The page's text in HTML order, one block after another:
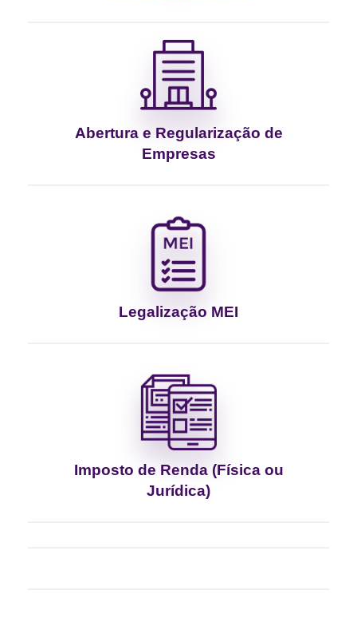
Abertura e Regularização de
Empresas
Legalização MEI
Imposto de Renda (Física ou
Jurídica)